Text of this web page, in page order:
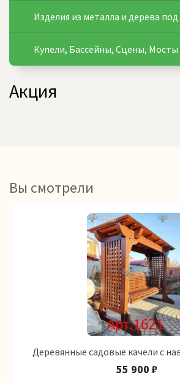
Изделия из металла и дерева под
Купели, Бассейны, Сцены, Мосты
Акция
Вы смотрели
Деревянные садовые качели с
55 900 ₽